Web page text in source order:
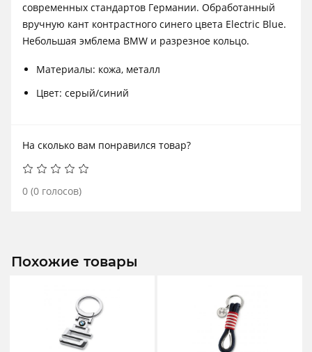
современных стандартов Германии. Обработанный
вручную кант контрастного синего цвета Electric Blue.
Небольшая эмблема BMW и разрезное кольцо.
Материалы: кожа, металл
Цвет: серый/синий
На сколько вам понравился товар?
0 (0 голосов)
Похожие товары